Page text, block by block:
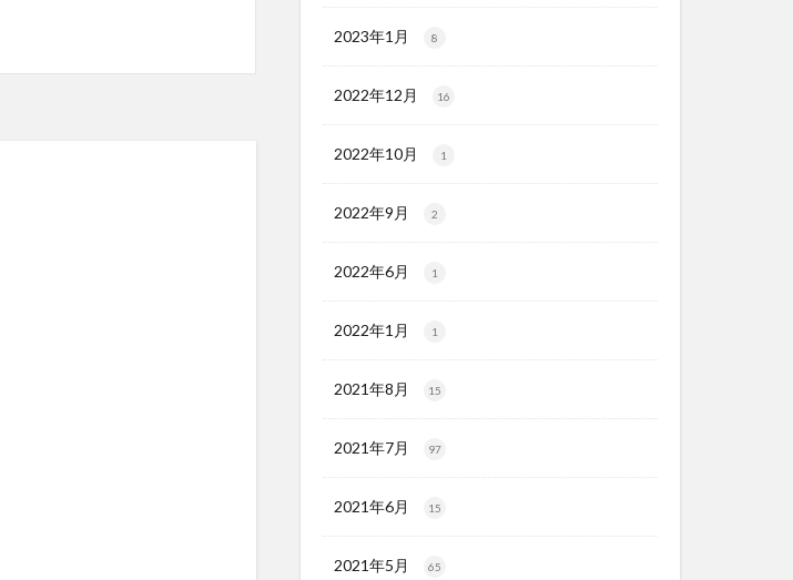
2023年1月 8
2022年12月 16
2022年10月 1
2022年9月 2
2022年6月 1
2022年1月 1
2021年8月 15
2021年7月 97
2021年6月 15
2021年5月 65